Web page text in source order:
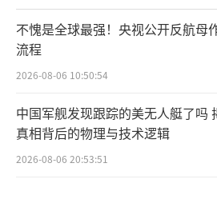
不愧是全球最强！央视公开反航母
流程
2026-08-06 10:50:54
中国军舰发现跟踪的美无人艇了吗
真相背后的物理与技术逻辑
2026-08-06 20:53:51